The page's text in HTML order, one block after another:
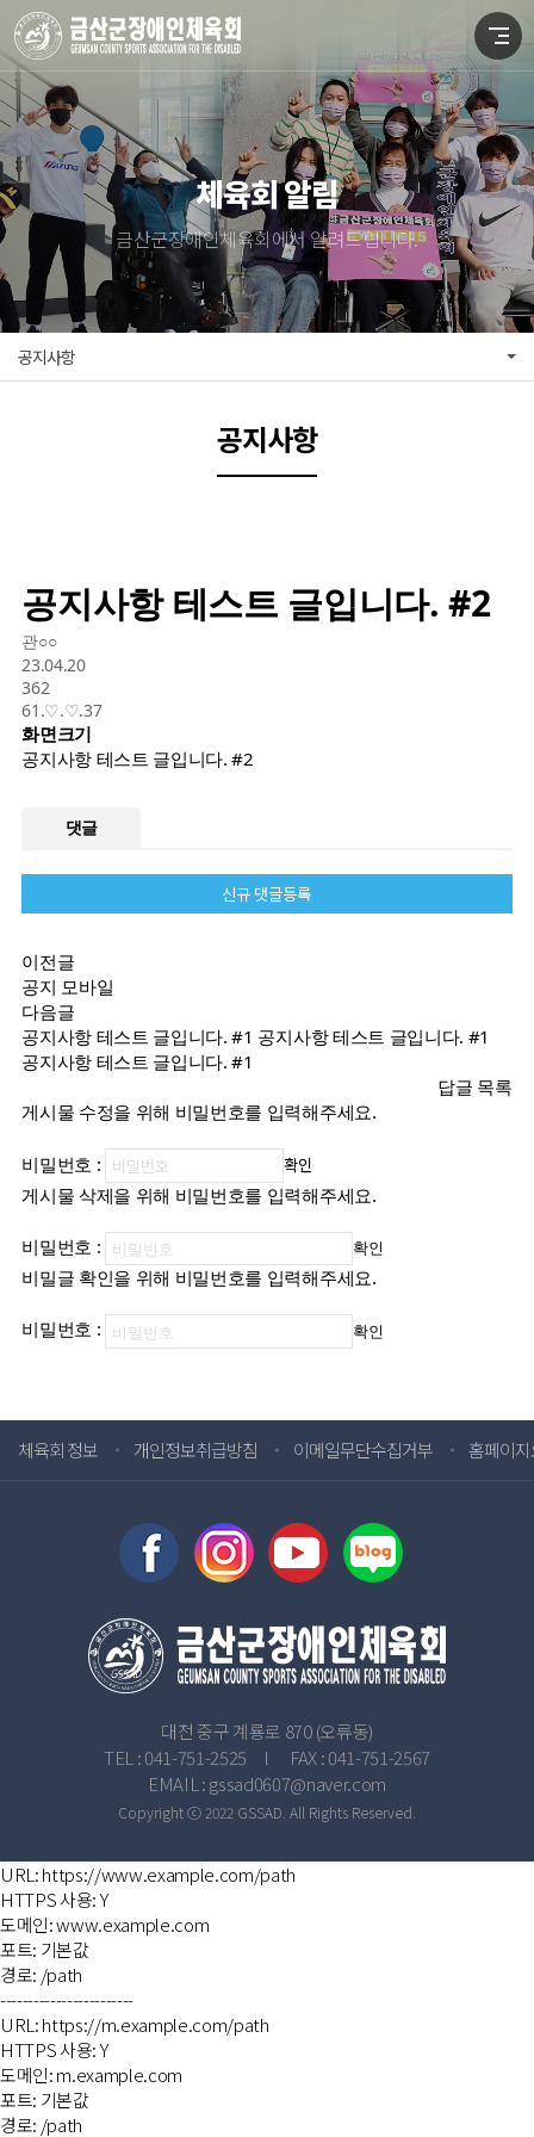
체육회 알림
금산군장애인체육회에서 알려드립니다.
공지사항
공지사항
공지사항 테스트 글입니다. #2
관○○
23.04.20
362
61.♡.♡.37
화면크기
공지사항 테스트 글입니다. #2
댓글
신규 댓글등록
이전글
공지 모바일
다음글
공지사항 테스트 글입니다. #1 공지사항 테스트 글입니다. #1
공지사항 테스트 글입니다. #1
답글 목록
게시물 수정을 위해 비밀번호를 입력해주세요.
비밀번호 : 확인
게시물 삭제을 위해 비밀번호를 입력해주세요.
비밀번호 : 확인
비밀글 확인을 위해 비밀번호를 입력해주세요.
비밀번호 : 확인
체육회 정보 개인정보취급방침 이메일무단수집거부 홈페이
대전 중구 계룡로 870 (오류동)
TEL : 041-751-2525 l FAX : 041-751-2567
EMAIL : gssad0607@naver.com
Copyright ⓒ 2022 GSSAD. All Rights Reserved.
URL: https://www.example.com/path
HTTPS 사용: Y
도메인: www.example.com
포트: 기본값
경로: /path
------------------------
URL: https://m.example.com/path
HTTPS 사용: Y
도메인: m.example.com
포트: 기본값
경로: /path